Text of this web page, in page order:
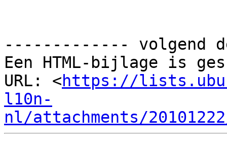
------------- volgend
Een HTML-bijlage is
URL: <https://
l10n-
nl/attachments/